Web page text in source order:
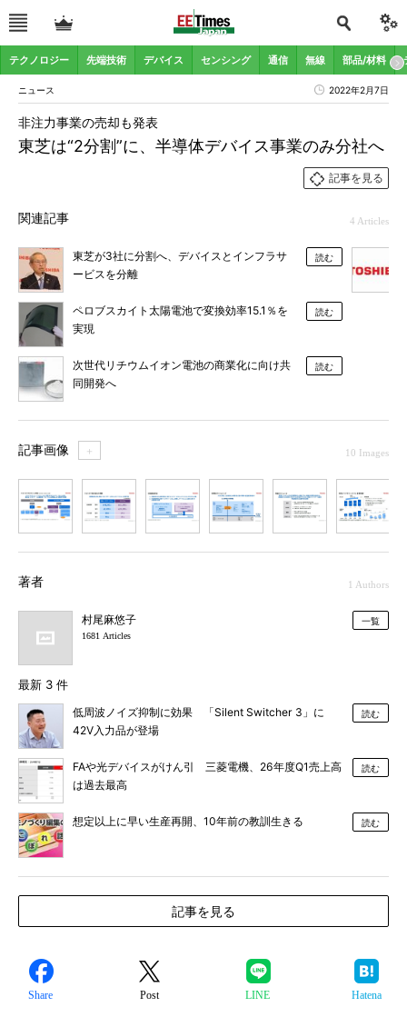
テクノロジー 先端技術 デバイス センシング 通信 無線 部品/材料
ニュース 2022年2月7日
東芝は“2分割”に、半導体デバイス事業のみ分社へ
非注力事業の売却も発表
記事を見る
関連記事 4 Articles
東芝が3社に分割へ、デバイスとインフラサ
ービスを分離
読む
ペロブスカイト太陽電池で変換効率15.1％を
実現
読む
次世代リチウムイオン電池の商業化に向け共
同開発へ
読む
記事画像 ＋ 10 Images
著者 1 Authors
村尾麻悠子
1681 Articles
一覧
最新 3 件
低周波ノイズ抑制に効果 「Silent Switcher 3」に
42V入力品が登場
読む
FAや光デバイスがけん引 三菱電機、26年度Q1売上高
は過去最高
読む
想定以上に早い生産再開、10年前の教訓生きる 読む
記事を見る
Share Post LINE Hatena